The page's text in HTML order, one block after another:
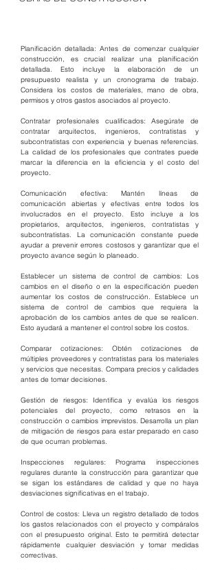
Planificación detallada: Antes de comenzar cualquier
construcción, es crucial realizar una planificación
detallada. Esto incluye la elaboración de un
presupuesto realista y un cronograma de trabajo.
Considera los costos de materiales, mano de obra,
permisos y otros gastos asociados al proyecto.
Contratar profesionales cualificados: Asegúrate de
contratar arquitectos, ingenieros, contratistas y
subcontratistas con experiencia y buenas referencias.
La calidad de los profesionales que contrates puede
marcar la diferencia en la eficiencia y el costo del
proyecto.
Comunicación efectiva: Mantén líneas de
comunicación abiertas y efectivas entre todos los
involucrados en el proyecto. Esto incluye a los
propietarios, arquitectos, ingenieros, contratistas y
subcontratistas. La comunicación constante puede
ayudar a prevenir errores costosos y garantizar que el
proyecto avance según lo planeado.
Establecer un sistema de control de cambios: Los
cambios en el diseño o en la especificación pueden
aumentar los costos de construcción. Establece un
sistema de control de cambios que requiera la
aprobación de los cambios antes de que se realicen.
Esto ayudará a mantener el control sobre los costos.
Comparar cotizaciones: Obtén cotizaciones de
múltiples proveedores y contratistas para los materiales
y servicios que necesitas. Compara precios y calidades
antes de tomar decisiones.
Gestión de riesgos: Identifica y evalúa los riesgos
potenciales del proyecto, como retrasos en la
construcción o cambios imprevistos. Desarrolla un plan
de mitigación de riesgos para estar preparado en caso
de que ocurran problemas.
Inspecciones regulares: Programa inspecciones
regulares durante la construcción para garantizar que
se sigan los estándares de calidad y que no haya
desviaciones significativas en el trabajo.
Control de costos: Lleva un registro detallado de todos
los gastos relacionados con el proyecto y compáralos
con el presupuesto original. Esto te permitirá detectar
rápidamente cualquier desviación y tomar medidas
correctivas.